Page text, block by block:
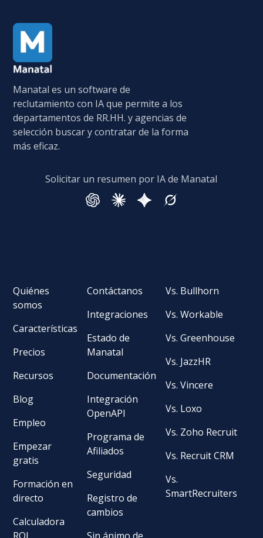
Manatal es un software de
reclutamiento con IA que permite a los
departamentos de RR.HH. y agencias de
selección buscar y contratar de la forma
más eficaz.
Solicitar un resumen por IA de Manatal
Quiénes
somos
Características
Precios
Recursos
Blog
Empleo
Empezar
gratis
Formación en
directo
Calculadora
Contáctanos
Integraciones
Estado de
Manatal
Documentación
Integración
OpenAPI
Programa de
Afiliados
Seguridad
Registro de
cambios
Vs. Bullhorn
Vs. Workable
Vs. Greenhouse
Vs. JazzHR
Vs. Vincere
Vs. Loxo
Vs. Zoho Recruit
Vs. Recruit CRM
Vs.
SmartRecruiters